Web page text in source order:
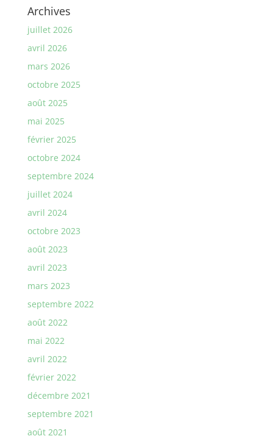
Archives
juillet 2026
avril 2026
mars 2026
octobre 2025
août 2025
mai 2025
février 2025
octobre 2024
septembre 2024
juillet 2024
avril 2024
octobre 2023
août 2023
avril 2023
mars 2023
septembre 2022
août 2022
mai 2022
avril 2022
février 2022
décembre 2021
septembre 2021
août 2021